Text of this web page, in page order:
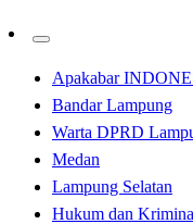
Apakabar
Bandar Lampung
Warta DPRD
Medan
Lampung Selatan
Hukum dan